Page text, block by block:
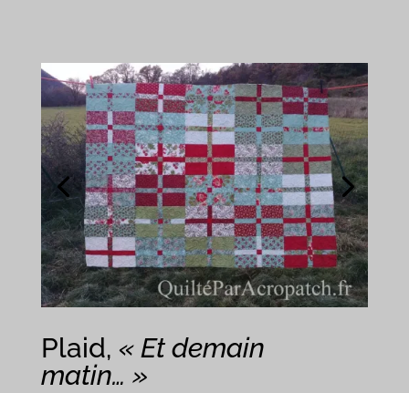
Plaid, « Et demain
matin… »